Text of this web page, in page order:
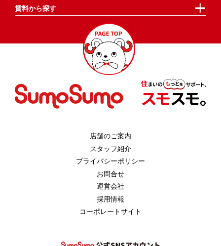
賃料から探す
店舗のご案内
スタッフ紹介
プライバシーポリシー
お問合せ
運営会社
採用情報
コーポレートサイト